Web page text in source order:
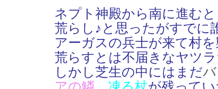
ネプト神殿から南に進む
荒らし♪と思ったがすでに
アーガスの兵士が来て村
荒らすとは不届きなヤツ
しかし芝生の中にはまだ